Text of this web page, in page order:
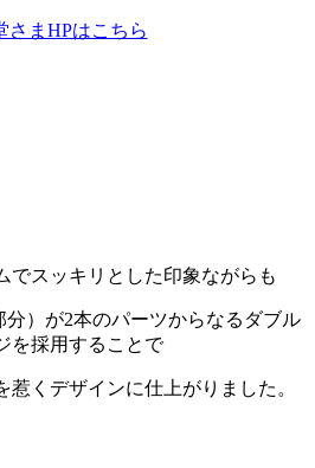
さまHPはこちら
でスッキリとした印象ながらも
）が2本のパーツからなるダブル
を採用することで
惹くデザインに仕上がりました。